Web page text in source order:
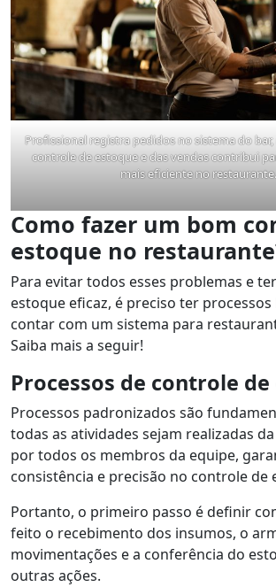
Profissional registra pedidos no sistema do
controle de estoque e das vendas contribui
mais eficiente no restaurante.
Como fazer um bom
estoque no
Para evitar todos esses problemas e
estoque eficaz, é preciso ter
contar com um sistema para
Saiba mais a seguir!
Processos de controle
Processos padronizados são
todas as atividades sejam realizadas
por todos os membros da equipe,
consistência e precisão no controle de
Portanto, o primeiro passo é definir
feito o recebimento dos insumos, o
movimentações e a conferência do
outras ações.